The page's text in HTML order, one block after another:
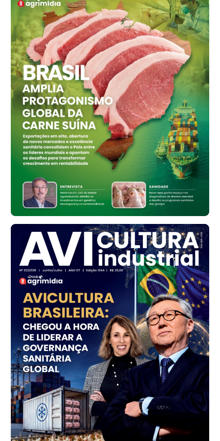
cx
Ovo Vermelho - Regional
Grande São Paulo (SP)
R$ 155,59
cx
Ovo Vermelho - Regional
Vermelho
R$ 159,31
cx
Ovo Branco - Regional
Bastos (SP)
R$ 134,42
cx
Ovo Vermelho - Regional
Bastos (SP)
R$ 148,56
Frango - Indicador
R$ 7,16
kg
Frango - Indicador
R$ 7,18
Trigo Atacado - Regional
PR
R$ 1.414,46
t
Trigo Atacado - Regional
RS
R$ 1.314,61
t
Ovo Vermelho - Regional